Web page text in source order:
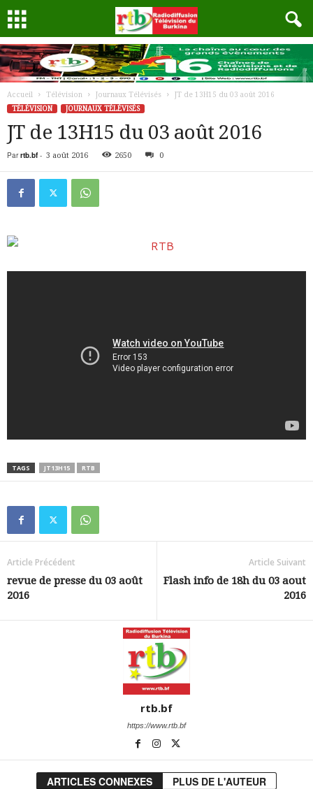
Accueil Télévision Journaux Télévisés
JT de 13H15 du 03 août 2016
TÉLÉVISION
JOURNAUX TÉLÉVISÉS
JT de 13H15 du 03 août 2016
Par rtb.bf- 3 août 2016 2650 0
TAGS JT13H15 RTB
Article Précédent
revue de presse du 03 août
2016
Article Suivant
Flash info de 18h du 03 aout
2016
rtb.bf
https://www.rtb.bf
ARTICLES CONNEXES PLUS DE L'AUTEUR